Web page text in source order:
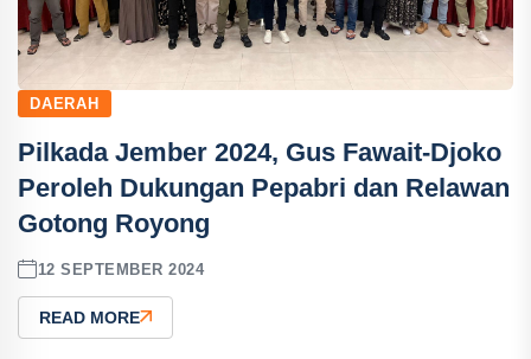
DAERAH
Pilkada Jember 2024, Gus Fawait-Djoko
Peroleh Dukungan Pepabri dan Relawan
Gotong Royong
12 SEPTEMBER 2024
READ MORE